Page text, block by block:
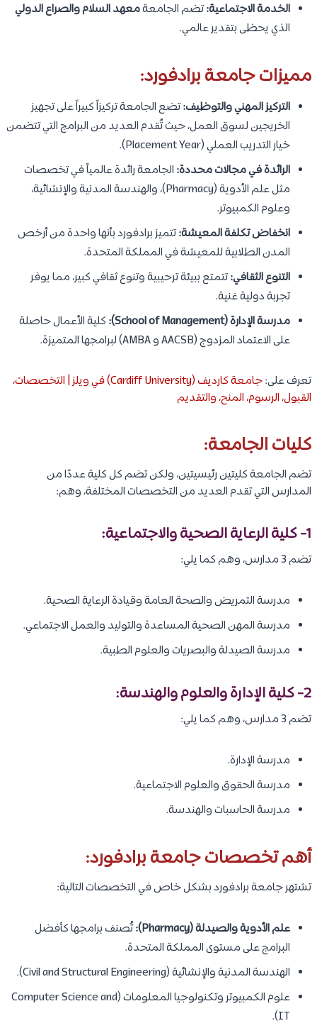
الخدمة الاجتماعية:تضم الجامعةمعهد السلام والصراع الدولي
الذي يحظى بتقدير عالمي.
مميزات جامعة برادفورد:
التركيز المهني والتوظيف:تضع الجامعة تركيزاً كبيراً على تجهيز
الخريجين لسوق العمل، حيث تُقدم العديد من البرامج التي تتضمن
خيار التدريب العملي (Placement Year).
الرائدة في مجالات محددة: الجامعة رائدة عالمياً في تخصصات
مثل علم الأدوية (Pharmacy)، والهندسة المدنية والإنشائية،
وعلوم الكمبيوتر.
انخفاض تكلفة المعيشة:تتميز برادفورد بأنها واحدة من أرخص
المدن الطلابية للمعيشة في المملكة المتحدة.
التنوع الثقافي:تتمتع ببيئة ترحيبية وتنوع ثقافي كبير، مما يوفر
تجربة دولية غنية.
مدرسة الإدارة (School of Management):
كلية الأعمال حاصلة
على الاعتماد المزدوج (AACSB و AMBA) لبرامجها المتميزة.
تعرف على:
جامعة كارديف (Cardiff University) في ويلز | التخصصات،
القبول، الرسوم، المنح، والتقديم
كليات الجامعة:
تضم الجامعة كليتين رئيسيتين، ولكن تضم كل كلية عددًا من
المدارس التي تقدم العديد من التخصصات المختلفة، وهم:
1- كلية الرعاية الصحية والاجتماعية:
تضم 3 مدارس، وهم كما يلي:
مدرسة التمريض والصحة العامة وقيادة الرعاية الصحية.
مدرسة المهن الصحية المساعدة والتوليد والعمل الاجتماعي.
مدرسة الصيدلة والبصريات والعلوم الطبية.
2- كلية الإدارة والعلوم والهندسة:
تضم 3 مدارس، وهم كما يلي:
مدرسة الإدارة.
مدرسة الحقوق والعلوم الاجتماعية.
مدرسة الحاسبات والهندسة.
أهم تخصصات جامعة برادفورد:
تشتهر جامعة برادفورد بشكل خاص في التخصصات التالية:
علم الأدوية والصيدلة (Pharmacy):
تُصنف برامجها كأفضل
البرامج على مستوى المملكة المتحدة.
الهندسة المدنية والإنشائية (Civil and Structural Engineering).
علوم الكمبيوتر وتكنولوجيا المعلومات (Computer Science and
IT).